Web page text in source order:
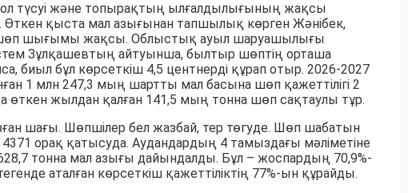
түсуі және топырақтың ылғалдылығының жақсы
Өткен қыста мал азығынан тапшылық көрген Жәнібек,
шөп шығымы жақсы. Облыстық ауыл шаруашылығы
Зұлқашевтың айтуынша, былтыр шөптің орташа
биыл бұл көрсеткіш 4,5 центнерді құрап отыр. 2026-2027
1 млн 247,3 мың шартты мал басына шөп қажеттілігі 2
жылдан қалған 141,5 мың тонна шөп сақтаулы тұр.
шағы. Шөпшілер бел жазбай, тер төгуде. Шөп шабатын
орақ қатысуда. Аудандардың 4 тамыздағы мәліметіне
тонна мал азығы дайындалды. Бұл – жоспардың 70,9%-
аталған көрсеткіш қажеттіліктің 77%-ын құрайды.